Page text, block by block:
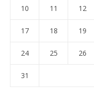
10 11 12
17 18 19
24 25 26
31